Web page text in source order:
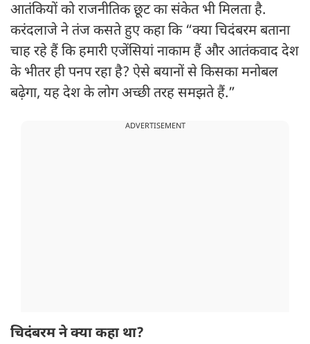
आतंकियों को राजनीतिक छूट का संकेत भी मिलता है.
करंदलाजे ने तंज कसते हुए कहा कि “क्या चिदंबरम बताना
चाह रहे हैं कि हमारी एजेंसियां नाकाम हैं और आतंकवाद देश
के भीतर ही पनप रहा है? ऐसे बयानों से किसका मनोबल
बढ़ेगा, यह देश के लोग अच्छी तरह समझते हैं.”
ADVERTISEMENT
चिदंबरम ने क्या कहा था?